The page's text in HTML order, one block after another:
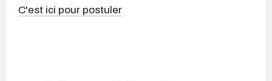
C'est ici pour postuler